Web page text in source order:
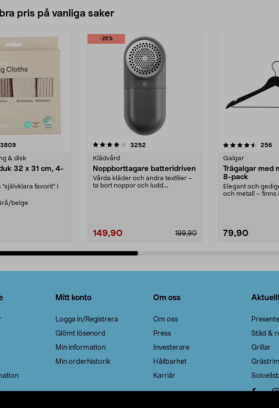
pris på vanliga saker
3809recensioner
& disk
32 x 31 cm, 4-
favorit” i
beige
-25%
5 stjärnor 3252
Klädvård
Noppborttagare batteridriven
Vårda kläder och andra textilier –
ta bort noppor och ludd.
199,90
149,90
4.5av 5 stjärnor 256
Galgar
Trägalgar med
8-pack
Elegant och
och metall – finns
79,90
4.0av 5
Mitt konto
Logga in/Registrera
Glömt lösenord
Min information
Min orderhistorik
Om oss
Om oss
Press
Investerare
Hållbarhet
Karriär
Städ &
Grillar